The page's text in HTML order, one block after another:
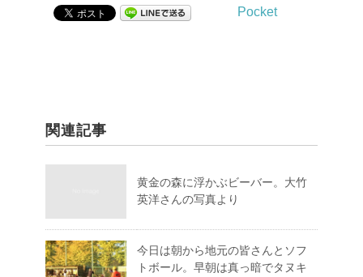
Pocket
関連記事
黄金の森に浮かぶビーバー。大竹
英洋さんの写真より
今日は朝から地元の皆さんとソフ
トボール。早朝は真っ暗でタヌキ